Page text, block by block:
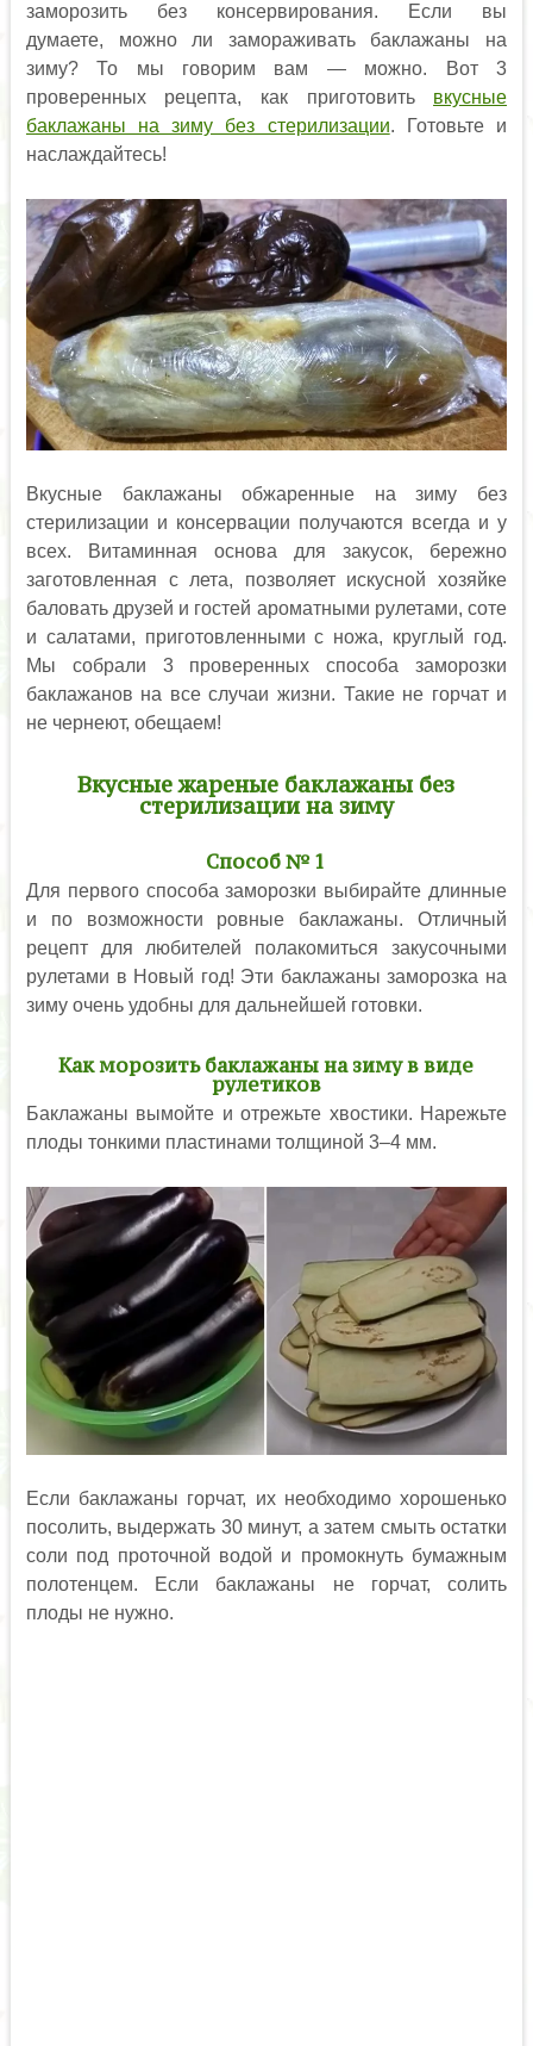
заморозить без консервирования. Если вы
думаете, можно ли замораживать баклажаны на
зиму? То мы говорим вам — можно. Вот 3
проверенных рецепта, как приготовить вкусные
баклажаны на зиму без стерилизации. Готовьте и
наслаждайтесь!
Вкусные баклажаны обжаренные на зиму без
стерилизации и консервации получаются всегда и у
всех. Витаминная основа для закусок, бережно
заготовленная с лета, позволяет искусной хозяйке
баловать друзей и гостей ароматными рулетами, соте
и салатами, приготовленными с ножа, круглый год.
Мы собрали 3 проверенных способа заморозки
баклажанов на все случаи жизни. Такие не горчат и
не чернеют, обещаем!
Вкусные жареные баклажаны без
стерилизации на зиму
Способ № 1
Для первого способа заморозки выбирайте длинные
и по возможности ровные баклажаны. Отличный
рецепт для любителей полакомиться закусочными
рулетами в Новый год! Эти баклажаны заморозка на
зиму очень удобны для дальнейшей готовки.
Как морозить баклажаны на зиму в виде
рулетиков
Баклажаны вымойте и отрежьте хвостики. Нарежьте
плоды тонкими пластинами толщиной 3–4 мм.
Если баклажаны горчат, их необходимо хорошенько
посолить, выдержать 30 минут, а затем смыть остатки
соли под проточной водой и промокнуть бумажным
полотенцем. Если баклажаны не горчат, солить
плоды не нужно.